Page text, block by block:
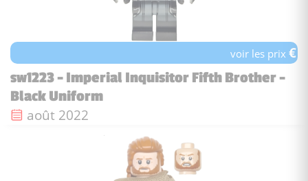
voir les prix€
sw1223 - Imperial Inquisitor Fifth Brother -
Black Uniform
Date de sortie :
août 2022